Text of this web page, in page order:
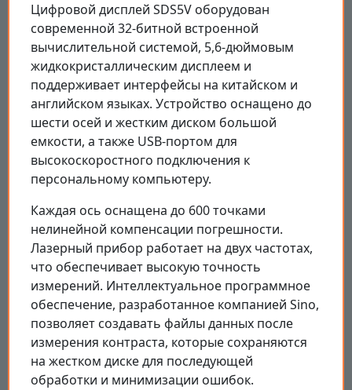
Цифровой дисплей SDS5V оборудован
современной 32-битной встроенной
вычислительной системой, 5,6-дюймовым
жидкокристаллическим дисплеем и
поддерживает интерфейсы на китайском и
английском языках. Устройство оснащено до
шести осей и жестким диском большой
емкости, а также USB-портом для
высокоскоростного подключения к
персональному компьютеру.
Каждая ось оснащена до 600 точками
нелинейной компенсации погрешности.
Лазерный прибор работает на двух частотах,
что обеспечивает высокую точность
измерений. Интеллектуальное программное
обеспечение, разработанное компанией Sino,
позволяет создавать файлы данных после
измерения контраста, которые сохраняются
на жестком диске для последующей
обработки и минимизации ошибок.